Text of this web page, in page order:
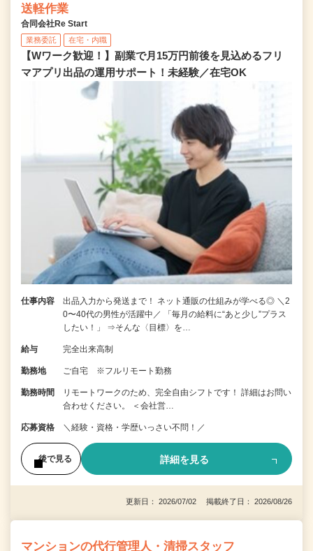
送軽作業
合同会社Re Start
業務委託 在宅・内職
【Wワーク歓迎！】副業で月15万円前後を見込めるフリ
マアプリ出品の運用サポート！未経験／在宅OK
仕事内容
出品入力から発送まで！ ネット通販の仕組みが学べる◎ ＼2
0〜40代の男性が活躍中／ 「毎月の給料に“あと少し”プラス
したい！」 ⇒そんな〈目標〉を…
給与 完全出来高制
勤務地 ご自宅 ※フルリモート勤務
勤務時間
リモートワークのため、完全自由シフトです！ 詳細はお問い
合わせください。 ＜会社営…
応募資格 ＼経験・資格・学歴いっさい不問！／
後で見る 詳細を見る
更新日： 2026/07/02 掲載終了日： 2026/08/26
マンションの代行管理人・清掃スタッフ